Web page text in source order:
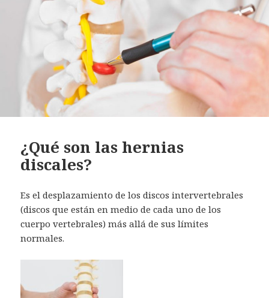
¿Qué son las hernias
discales?
Es el desplazamiento de los discos intervertebrales
(discos que están en medio de cada uno de los
cuerpo vertebrales) más allá de sus límites
normales.